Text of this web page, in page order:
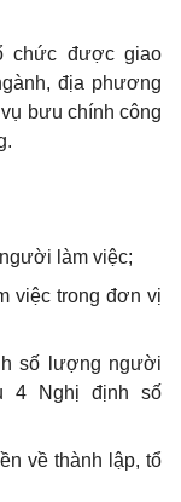
chức được giao
địa phương
bưu chính công
làm việc;
việc trong đơn vị
số lượng người
4 Nghị định số
về thành lập, tổ